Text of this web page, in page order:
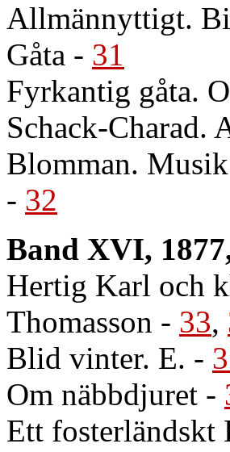
Allmännyttigt.
Gåta - 31
Fyrkantig gåta.
Schack-Charad.
Blomman.
- 32
Band XVI,
Hertig Karl och
Thomasson - 33,
Blid vinter. E. -
Om näbbdjuret -
Ett fosterländskt